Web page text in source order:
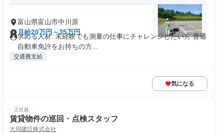
富山県富山市中川原
月給20万円～35万円
求める人材: 未経験でも測量の仕事にチャレンジしたい方 普通
自動車免許をお持ちの方...
交通費支給
気になる
正社員
賃貸物件の巡回・点検スタッフ
大同建設株式会社